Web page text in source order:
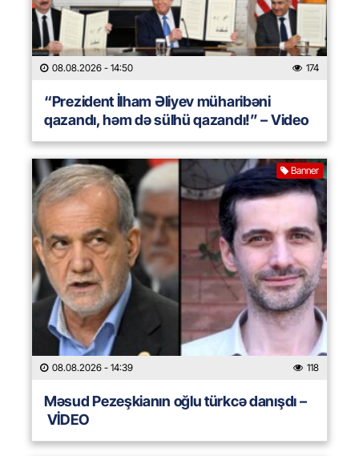
08.08.2026 - 14:50 174
“Prezident İlham Əliyev müharibəni
qazandı, həm də sülhü qazandı!” – Video
Banner
08.08.2026 - 14:39 118
Məsud Pezeşkianın oğlu türkcə danışdı –
VİDEO